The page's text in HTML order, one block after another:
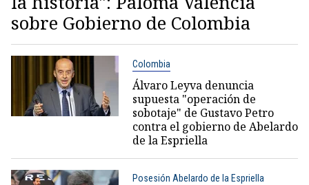
sobre Gobierno de Colombia
Colombia
Álvaro Leyva denuncia
supuesta "operación de
sobotaje" de Gustavo Petro
contra el gobierno de Abelardo
de la Espriella
Posesión Abelardo de la Espriella